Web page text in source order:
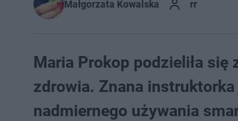
Małgorzata Kowalska rr
Maria Prokop podzieliła
zdrowia. Znana
nadmiernego używania